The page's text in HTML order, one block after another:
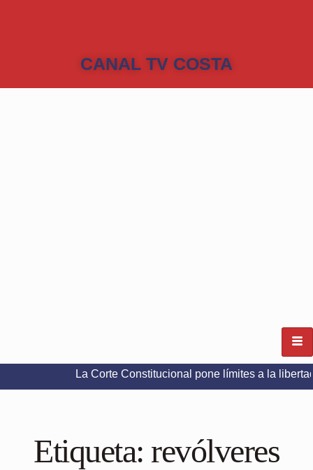
CANAL TV COSTA
La Corte Constitucional pone límites a la libertad de
Etiqueta: revólveres